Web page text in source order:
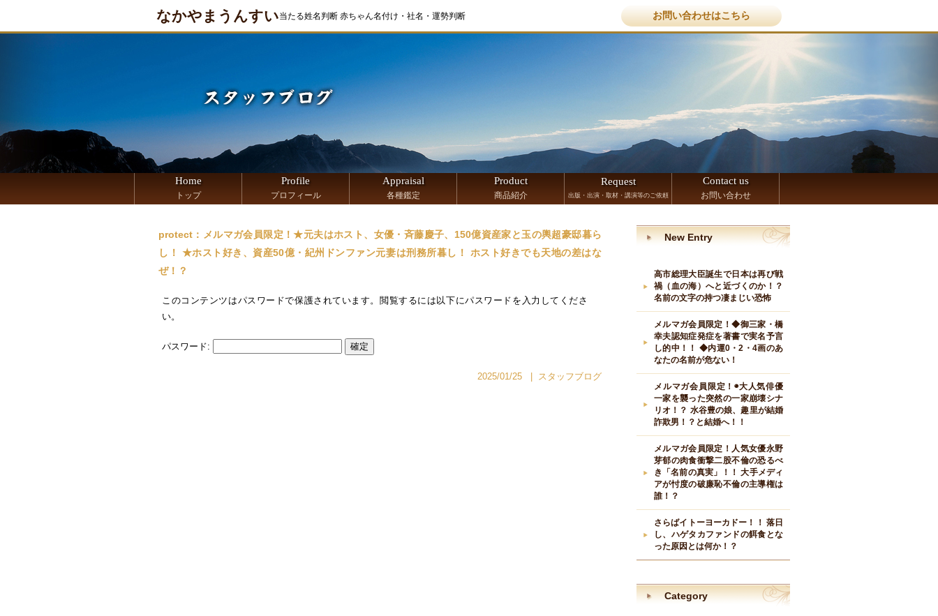
なかやまうんすい当たる姓名判断 赤ちゃん名付け・社名・運勢判断 お問い合わせはこちら
Home
トップ
Profile
プロフィール
Appraisal
各種鑑定
Product
商品紹介
Request
出版・出演・取材・講演等のご依頼
Contact us
お問い合わせ
protect：メルマガ会員限定！★元夫はホスト、女優・斉藤慶子、150億資産家と玉の輿超豪邸暮ら
し！ ★ホスト好き、資産50億・紀州ドンファン元妻は刑務所暮し！ ホスト好きでも天地の差はな
ぜ！？
このコンテンツはパスワードで保護されています。閲覧するには以下にパスワードを入力してくださ
い。
パスワード:
2025/01/25 スタッフブログ
New Entry
高市総理大臣誕生で日本は再び戦
禍（血の海）へと近づくのか！？
名前の文字の持つ凄まじい恐怖
メルマガ会員限定！◆御三家・橋
幸夫認知症発症を著書で実名予言
し的中！！ ◆内運0・2・4画のあ
なたの名前が危ない！
メルマガ会員限定！◉大人気俳優
一家を襲った突然の一家崩壊シナ
リオ！？ 水谷豊の娘、趣里が結婚
詐欺男！？と結婚へ！！
メルマガ会員限定！人気女優永野
芽郁の肉食衝撃二股不倫の恐るべ
き「名前の真実」！！ 大手メディ
アが忖度の破廉恥不倫の主導権は
誰！？
さらばイトーヨーカドー！！ 落日
し、ハゲタカファンドの餌食とな
った原因とは何か！？
Category